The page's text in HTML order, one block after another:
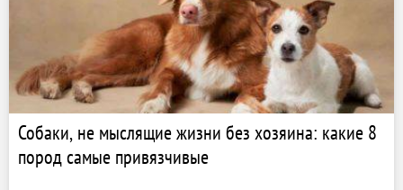
Собаки, не мыслящие жизни без хозяина: какие 8
пород самые привязчивые